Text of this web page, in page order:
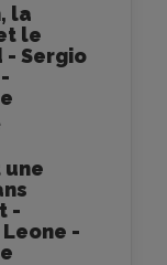
la
le
- Sergio
-
-